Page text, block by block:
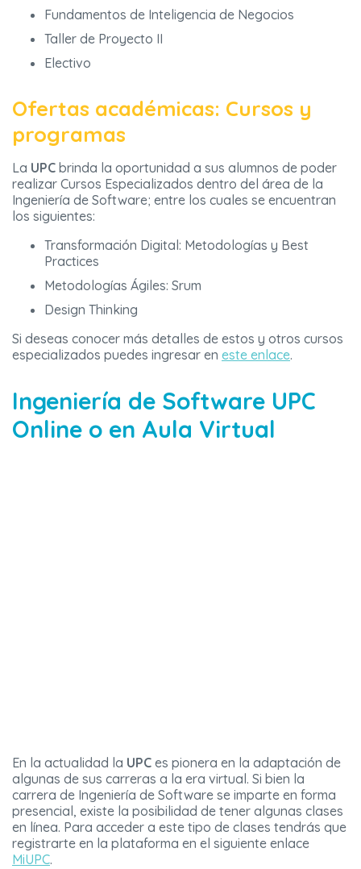
Fundamentos de Inteligencia de Negocios
Taller de Proyecto II
Electivo
Ofertas académicas: Cursos y
programas
La UPC brinda la oportunidad a sus alumnos de poder
realizar Cursos Especializados dentro del área de la
Ingeniería de Software; entre los cuales se encuentran
los siguientes:
Transformación Digital: Metodologías y Best
Practices
Metodologías Ágiles: Srum
Design Thinking
Si deseas conocer más detalles de estos y otros cursos
especializados puedes ingresar en este enlace.
Ingeniería de Software UPC
Online o en Aula Virtual
En la actualidad la UPC es pionera en la adaptación de
algunas de sus carreras a la era virtual. Si bien la
carrera de Ingeniería de Software se imparte en forma
presencial, existe la posibilidad de tener algunas clases
en línea. Para acceder a este tipo de clases tendrás que
registrarte en la plataforma en el siguiente enlace
MiUPC.